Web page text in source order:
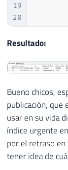
19
20
21
22
24
25
26
27
29
30
31
32
),
Resultado:
Bueno chicos,
publicación, que
usar en su vida
índice urgente
por el retraso
tener idea de